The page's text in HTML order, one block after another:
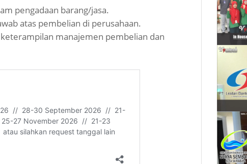
pengadaan barang/jasa.
atas pembelian di perusahaan.
manajemen pembelian dan